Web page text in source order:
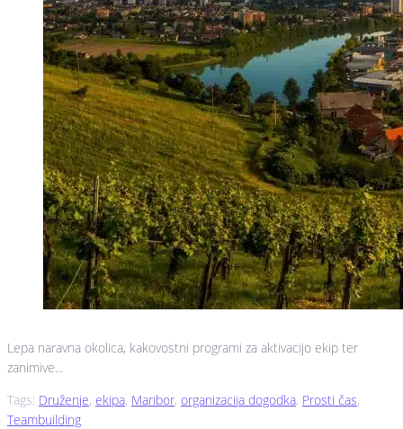
Lepa naravna okolica, kakovostni programi za aktivacijo ekip ter
zanimive...
Tags: Druženje, ekipa, Maribor, organizacija dogodka, Prosti čas,
Teambuilding